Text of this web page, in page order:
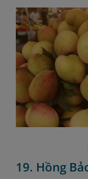
19. Hồng